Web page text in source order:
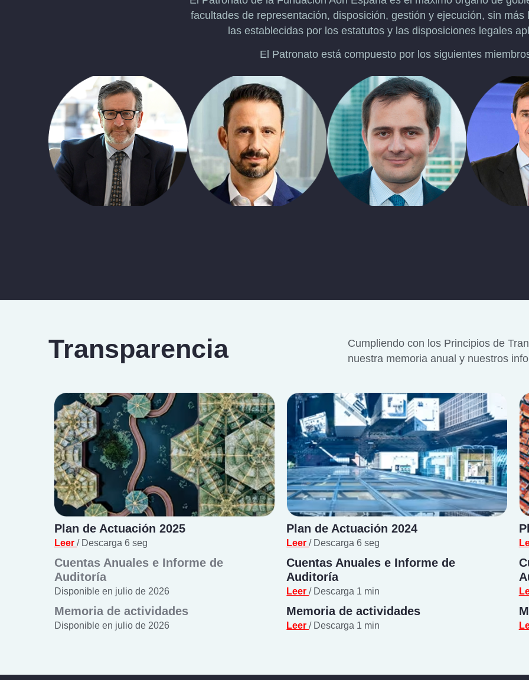
facultades de representación, disposición, gestión y ejecución, sin más
las establecidas por los estatutos y las disposiciones legales
El Patronato está compuesto por los siguientes
Transparencia
Cumpliendo con los Principios de
nuestra memoria anual y nuestros
Plan de Actuación 2025
Leer / Descarga 6 seg
Cuentas Anuales e Informe de
Auditoría
Disponible en julio de 2026
Memoria de actividades
Disponible en julio de 2026
Plan de Actuación 2024
Leer/ Descarga 6 seg
Cuentas Anuales e Informe de
Auditoría
Leer/ Descarga 1 min
Memoria de actividades
Leer/ Descarga 1 min